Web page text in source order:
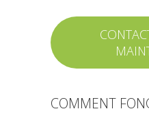
COMMENT